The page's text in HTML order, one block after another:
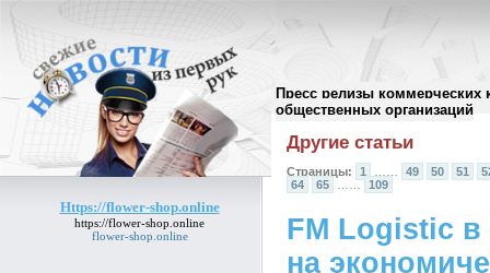
Пресс релизы коммерческих
общественных организаций
Https://flower-shop.online
https://flower-shop.online
flower-shop.online
Архив пресс-релизов//
Другие статьи
Страницы: 1 49 50 51
64
65 …… 109
FM Logistic
на